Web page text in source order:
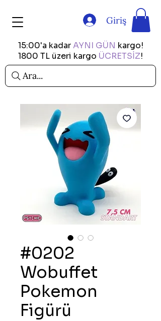
1800 TL üzeri kargo ÜCRETSİZ!
15:00'a kadar AYNI GÜN kargo!
Ara...
Giriş
#0202
Wobuffet
Pokemon
Figürü